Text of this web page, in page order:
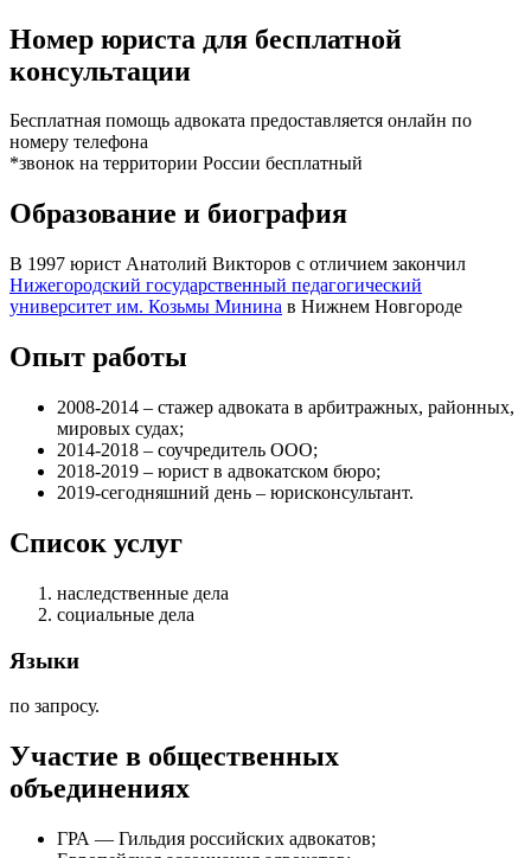
Номер юриста для бесплатной
консультации
Бесплатная помощь адвоката предоставляется онлайн по
номеру телефона
*звонок на территории России бесплатный
Образование и биография
В 1997 юрист Анатолий Викторов с отличием закончил
Нижегородский государственный педагогический
университет им. Козьмы Минина в Нижнем Новгороде
Опыт работы
2008-2014 – стажер адвоката в арбитражных, районных,
мировых судах;
2014-2018 – соучредитель ООО;
2018-2019 – юрист в адвокатском бюро;
2019-сегодняшний день – юрисконсультант.
Список услуг
наследственные дела
социальные дела
Языки
по запросу.
Участие в общественных
объединениях
ГРА — Гильдия российских адвокатов;